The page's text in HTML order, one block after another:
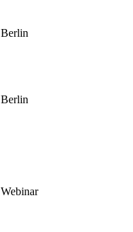
Berlin
Berlin
Webinar